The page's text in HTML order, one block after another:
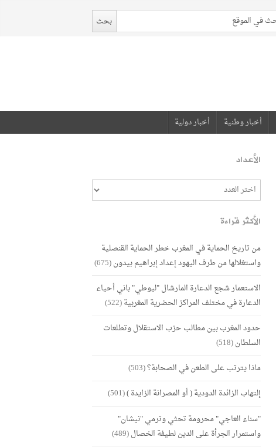
أخبار وطنية أخبار دولية
الأعداد
الأكثر قراءة
من تاريخ الحماية في المغرب خطر الحماية القنصلية
واستغلالها من طرف اليهود إعداد إبراهيم بيدون(675)
الاستعمار شجع الدعارة المارشال "ليوطي" باني أحياء
الدعارة في مختلف المراكز الحضرية المغربية(522)
حدود المغرب بين مطالب حزب الاستقلال وتطلعات
السلطان(518)
ماذا يترتب على الطعن في الصحابة؟(503)
إلتهاب الزائدة الدودية ( أو المصرانة الزايدة )(501)
"سناء العاجي" محرومة تحثي وترمي "نيشان"
واستمرار الجرأة على الدين لطيفة الخصال(489)